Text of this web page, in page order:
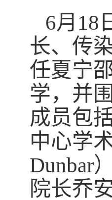
6月18
长、传
任夏宁
学，并
成员包
中心学
Dunbar
院长乔